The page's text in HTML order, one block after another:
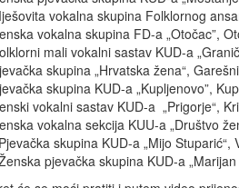
vokalna skupina Folklornog
vokalna skupina FD-a „Otočac”,
mali vokalni sastav KUD-a
skupina „Hrvatska žena“,
skupina KUD-a „Kupljenovo”,
vokalni sastav KUD-a „Prigorje“,
vokalna sekcija KUU-a „Društvo
skupina KUD-a „Mijo Stuparić“,
pjevačka skupina KUD-a